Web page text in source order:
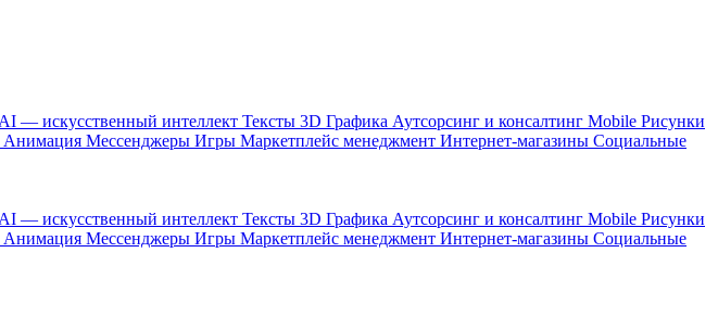
AI — искусственный интеллект Тексты 3D Графика Аутсорсинг и консалтинг Mobile Рисунки
Анимация Мессенджеры Игры Маркетплейс менеджмент Интернет-магазины Социальные
AI — искусственный интеллект Тексты 3D Графика Аутсорсинг и консалтинг Mobile Рисунки
Анимация Мессенджеры Игры Маркетплейс менеджмент Интернет-магазины Социальные